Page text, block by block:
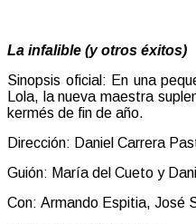
La infalible (y otros éxitos)
Sinopsis oficial: En una
Lola, la nueva maestra
kermés de fin de año.
Dirección: Daniel Carrera
Guión: María del Cueto y
Con: Armando Espitia, José